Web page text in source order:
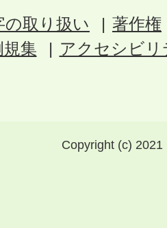
の取り扱い
著作権
規集
アクセシビ
Copyright (c)